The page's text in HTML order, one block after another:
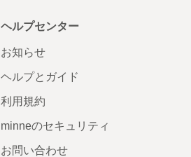
ヘルプセンター
お知らせ
ヘルプとガイド
利用規約
minneのセキュリティ
お問い合わせ